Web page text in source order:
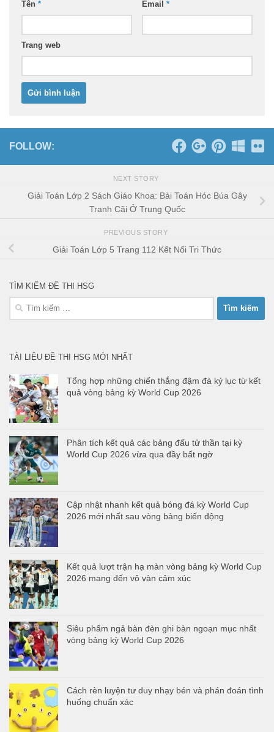
Tên * Email *
Trang web
FOLLOW:
NEXT STORY
Giải Toán Lớp 2 Sách Giáo Khoa: Bài Toán Hóc Búa Gây
Tranh Cãi Ở Trung Quốc
PREVIOUS STORY
Giải Toán Lớp 5 Trang 112 Kết Nối Tri Thức
TÌM KIẾM ĐỀ THI HSG
Tìm
TÀI LIỆU ĐỀ THI HSG MỚI NHẤT
Tổng hợp những chiến thắng đậm đà kỷ lục từ kết
quả vòng bảng kỳ World Cup 2026
Phân tích kết quả các bảng đấu tử thần tại kỳ
World Cup 2026 vừa qua đầy bất ngờ
Cập nhật nhanh kết quả bóng đá kỳ World Cup
2026 mới nhất sau vòng bảng biến động
Kết quả lượt trận hạ màn vòng bảng kỳ World Cup
2026 mang đến vô vàn cảm xúc
Siêu phẩm ngả bàn đèn ghi bàn ngoạn mục nhất
vòng bảng kỳ World Cup 2026
Cách rèn luyện tư duy nhạy bén và phán đoán tình
huống chuẩn xác